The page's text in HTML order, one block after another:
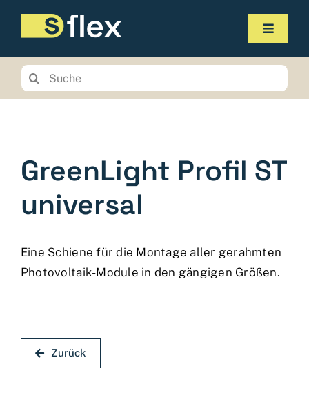
Produkte
Service
Kontakt
Online-Shop
Suchen
Sie
GreenLight Profil ST
universal
Eine Schiene für die Montage aller gerahmten
Photovoltaik-Module in den gängigen Größen.
Zurück